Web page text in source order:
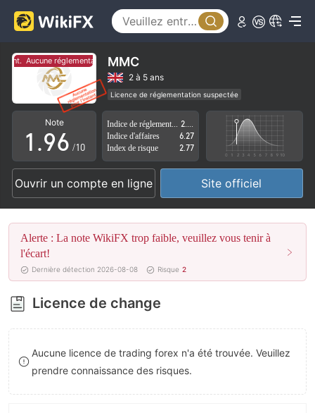
Aucune réglementation pour l'instant.
MMC
2 à 5 ans
Licence de réglementation suspectée
Région d'affaires suspectée
Risque élevé potentiel
Note
0
1
2
3
4
5
6
7
8
9
.
5
6
7
8
9
2
3
4
5
6
7
8
9
/10
Indice d'affaires
6.27
Index de risque
2.77
Ouvrir un compte en ligne Site officiel
Alerte : La note WikiFX trop faible, veuillez vous tenir à
l'écart!
Dernière détection 2026-08-08 Risque 2
Licence de change
Aucune licence de trading forex n'a été trouvée. Veuillez
prendre connaissance des risques.